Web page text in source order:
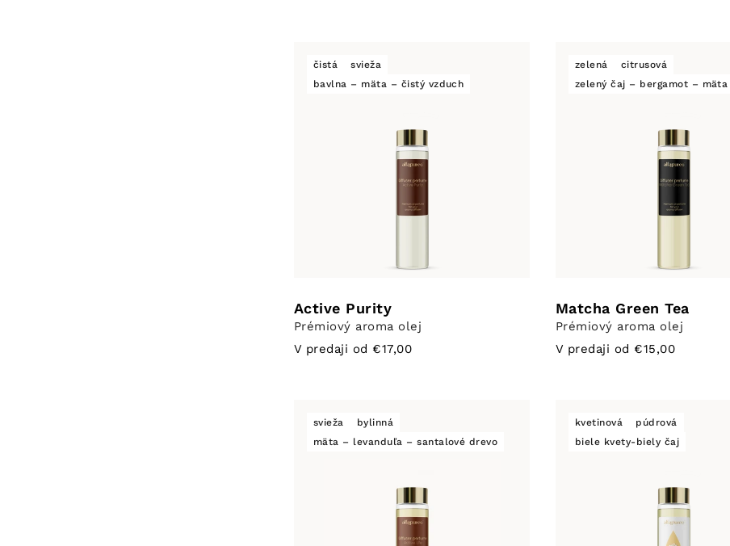
čistá
svieža
bavlna – mäta – čistý vzduch
Active Purity
Prémiový aroma olej
V predaji od €17,00
zelená
citrusová
zelený čaj – bergamot – mäta
Matcha Green Tea
Prémiový aroma olej
V predaji od €15,00
svieža
bylinná
mäta – levanduľa – santalové drevo
kvetinová
púdrová
biele kvety-biely čaj